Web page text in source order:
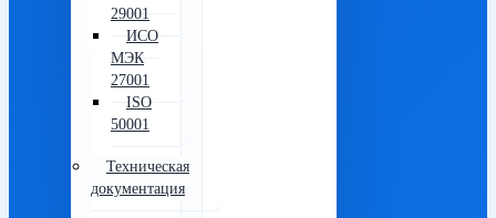
29001
ИСО
МЭК
27001
ISO
50001
Техническая
документация